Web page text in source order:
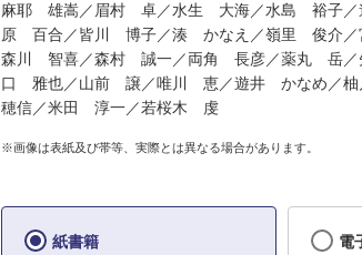
麻耶 雄嵩／眉村 卓／水生 大海／水島 裕子
原 百合／皆川 博子／湊 かなえ／嶺里 俊介
森川 智喜／森村 誠一／両角 長彦／薬丸 岳
口 雅也／山前 譲／唯川 恵／遊井 かなめ／
穂信／米田 淳一／若桜木 虔
※画像は表紙及び帯等、実際とは異なる場合があります。
紙書籍
電